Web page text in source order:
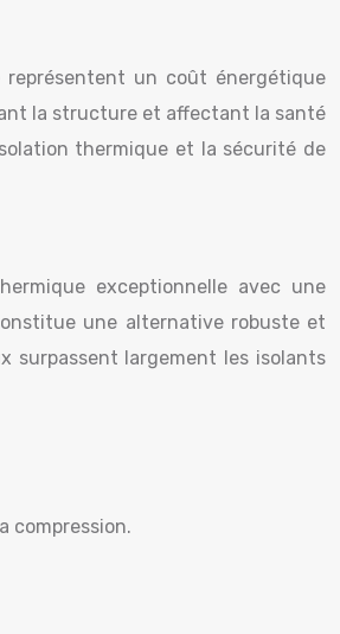
représentent un coût énergétique
la structure et affectant la santé
thermique et la sécurité de
exceptionnelle avec une
une alternative robuste et
surpassent largement les isolants
compression.